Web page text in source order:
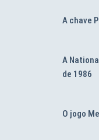
A chave
A
de 1986
O jogo